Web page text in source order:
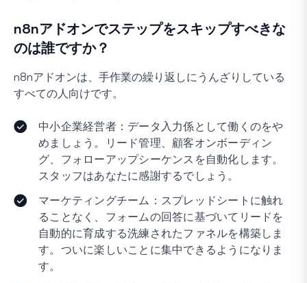
n8nアドオンでステップをスキップすべきな
のは誰ですか？
n8nアドオンは、手作業の繰り返しにうんざりしている
すべての人向けです。
中小企業経営者：データ入力係として働くのをや
めましょう。リード管理、顧客オンボーディン
グ、フォローアップシーケンスを自動化します。
スタッフはあなたに感謝するでしょう。
マーケティングチーム：スプレッドシートに触れ
ることなく、フォームの回答に基づいてリードを
自動的に育成する洗練されたファネルを構築しま
す。ついに楽しいことに集中できるようになりま
す。